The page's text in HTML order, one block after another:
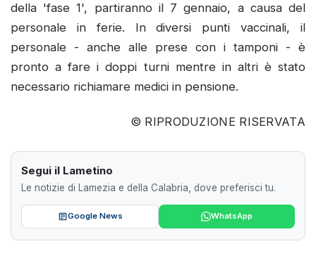
della 'fase 1', partiranno il 7 gennaio, a causa del
personale in ferie. In diversi punti vaccinali, il
personale - anche alle prese con i tamponi - è
pronto a fare i doppi turni mentre in altri è stato
necessario richiamare medici in pensione.
© RIPRODUZIONE RISERVATA
Segui il Lametino
Le notizie di Lamezia e della Calabria, dove preferisci tu.
Google News WhatsApp